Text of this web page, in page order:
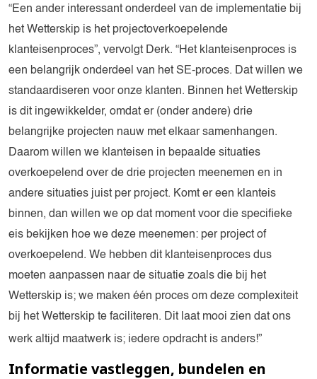
“Een ander interessant onderdeel van de implementatie bij
het Wetterskip is het projectoverkoepelende
klanteisenproces”, vervolgt Derk. “Het klanteisenproces is
een belangrijk onderdeel van het SE-proces. Dat willen we
standaardiseren voor onze klanten. Binnen het Wetterskip
is dit ingewikkelder, omdat er (onder andere) drie
belangrijke projecten nauw met elkaar samenhangen.
Daarom willen we klanteisen in bepaalde situaties
overkoepelend over de drie projecten meenemen en in
andere situaties juist per project. Komt er een klanteis
binnen, dan willen we op dat moment voor die specifieke
eis bekijken hoe we deze meenemen: per project of
overkoepelend. We hebben dit klanteisenproces dus
moeten aanpassen naar de situatie zoals die bij het
Wetterskip is; we maken één proces om deze complexiteit
bij het Wetterskip te faciliteren. Dit laat mooi zien dat ons
werk altijd maatwerk is; iedere opdracht is anders!”
Informatie vastleggen, bundelen en